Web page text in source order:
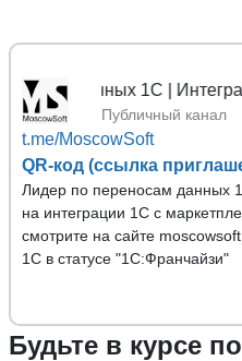
данных 1С | Интеграция
Публичный канал
t.me/MoscowSoft
QR-код (ссылка
Лидер по переносам данных
на интеграции 1С с
смотрите на сайте
1С в статусе "1С:Франчайзи"
Будьте в курсе